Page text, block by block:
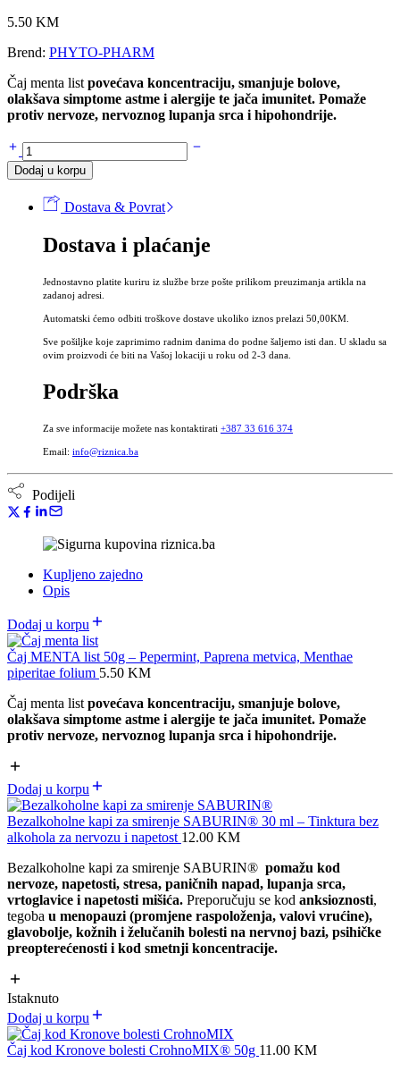
5.50 KM
Brend: PHYTO-PHARM
Čaj menta list povećava koncentraciju, smanjuje bolove,
olakšava simptome astme i alergije te jača imunitet. Pomaže
protiv nervoze, nervoznog lupanja srca i hipohondrije.
Čaj
MENTA
list
Paprena
metvica,
piperitae
količina
Dodaj u korpu
Dostava & Povrat
Dostava i plaćanje
Jednostavno platite kuriru iz službe brze pošte prilikom preuzimanja artikla na
zadanoj adresi.
Automatski ćemo odbiti troškove dostave ukoliko iznos prelazi 50,00KM.
Sve pošiljke koje zaprimimo radnim danima do podne šaljemo isti dan. U skladu sa
ovim proizvodi će biti na Vašoj lokaciji u roku od 2-3 dana.
Podrška
Za sve informacije možete nas kontaktirati +387 33 616 374
Email: info@riznica.ba
Podijeli
Kupljeno zajedno
Opis
Dodaj u korpu
Čaj MENTA list 50g – Pepermint, Paprena metvica, Menthae
piperitae folium 5.50 KM
Čaj menta list povećava koncentraciju, smanjuje bolove,
olakšava simptome astme i alergije te jača imunitet. Pomaže
protiv nervoze, nervoznog lupanja srca i hipohondrije.
Dodaj u korpu
Bezalkoholne kapi za smirenje SABURIN® 30 ml – Tinktura bez
alkohola za nervozu i napetost 12.00 KM
Bezalkoholne kapi za smirenje SABURIN® pomažu kod
nervoze, napetosti, stresa, paničnih napad, lupanja srca,
vrtoglavice i napetosti mišića. Preporučuju se kod anksioznosti,
tegoba u menopauzi (promjene raspoloženja, valovi vrućine),
glavobolje, kožnih i želučanih bolesti na nervnoj bazi, psihičke
preopterećenosti i kod smetnji koncentracije.
Istaknuto
Dodaj u korpu
Čaj kod Kronove bolesti CrohnoMIX® 50g 11.00 KM